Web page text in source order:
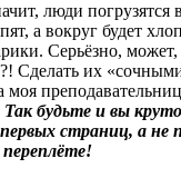
люди погрузятся
а вокруг будет
Серьёзно, может,
Сделать их
моя
Так будьте и вы
страниц, а не